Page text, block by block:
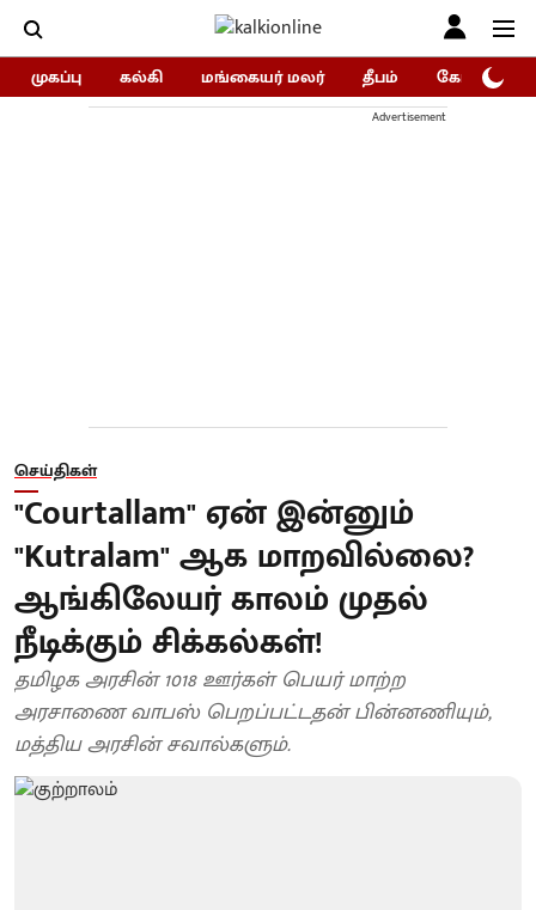
முகப்பு கல்கி மங்கையர் மலர் தீபம் கோகுலம்/
Advertisement
செய்திகள்
"Courtallam" ஏன் இன்னும்
"Kutralam" ஆக மாறவில்லை?
ஆங்கிலேயர் காலம் முதல்
நீடிக்கும் சிக்கல்கள்!
தமிழக அரசின் 1018 ஊர்கள் பெயர் மாற்ற
அரசாணை வாபஸ் பெறப்பட்டதன் பின்னணியும்,
மத்திய அரசின் சவால்களும்.